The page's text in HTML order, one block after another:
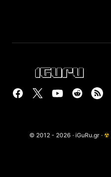
© 2012 - 2026 · iGuRu.gr · ☢